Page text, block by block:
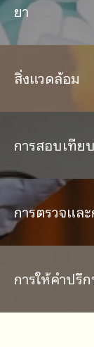
ยา
สิ่งแวดล้อม
การสอบเทีย
การตรวจแล
การให้คำปรึ